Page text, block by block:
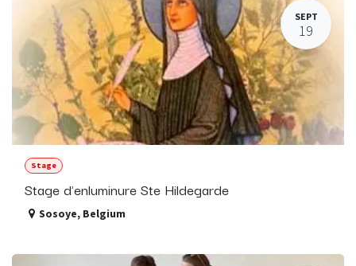
SEPT
19
Stage
Stage d'enluminure Ste Hildegarde
Sosoye, Belgium